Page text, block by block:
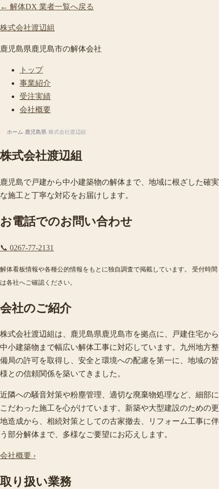
← 解体DX 業者一覧へ戻る
株式会社渡辺組
鹿児島県鹿児島市の解体会社
トップ
事業紹介
受注実績
会社概要
ホーム›鹿児島県›株式会社渡辺組
株式会社渡辺組
鹿児島で戸建から中小建築物の解体まで、地域に根ざした確実
な施工と丁寧な対応をお届けします。
お電話でのお問い合わせ
📞 0267-77-2131
解体看板情報や各種公的情報をもとに独自調査で掲載しています。 受付時間
は各社へご確認ください。
会社のご紹介
株式会社渡辺組は、鹿児島県鹿児島市を拠点に、戸建住宅から
中小建築物まで幅広い解体工事に対応しています。九州地方整
備局の許可を取得し、安全と環境への配慮を第一に、地域の皆
様との信頼関係を築いてきました。
近隣への騒音対策や粉塵管理、適切な廃棄物処理など、細部に
こだわった施工を心がけています。新築や大型建設のための更
地造成から、相続対策としての古家撤去、リフォーム工事に伴
う部分解体まで、多様なご要望にお応えします。
会社概要 ›
取り扱い業務